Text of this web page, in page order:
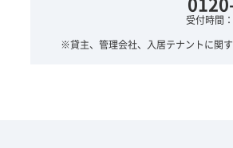
受付時間
※貸主、管理会社、入居テナントに関